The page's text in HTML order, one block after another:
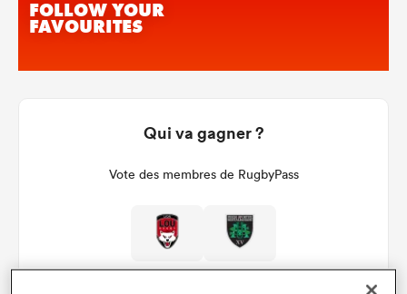
Qui va gagner ?
Vote des membres de RugbyPass